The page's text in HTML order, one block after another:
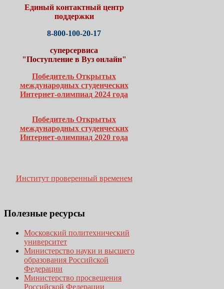
Единый контактный центр
поддержки
8-800-100-20-17
суперсервиса
"Поступление в Вуз онлайн"
Победитель Открытых
международных студенческих
Интернет-олимпиад 2024 года
Победитель Открытых
международных студенческих
Интернет-олимпиад 2020 года
Институт проверенный временем
Полезные ресурсы
Московский политехнический
университет
Министерство науки и высшего
образования Российской
Федерации
Министерство просвещения
Российской Федерации